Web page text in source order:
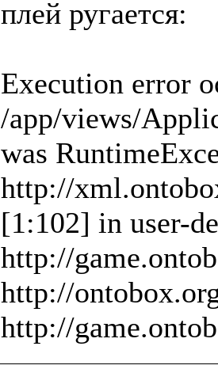
плей ругается:
Execution error
/app/views/
was
http://
[1:102] in user-
http://
http://